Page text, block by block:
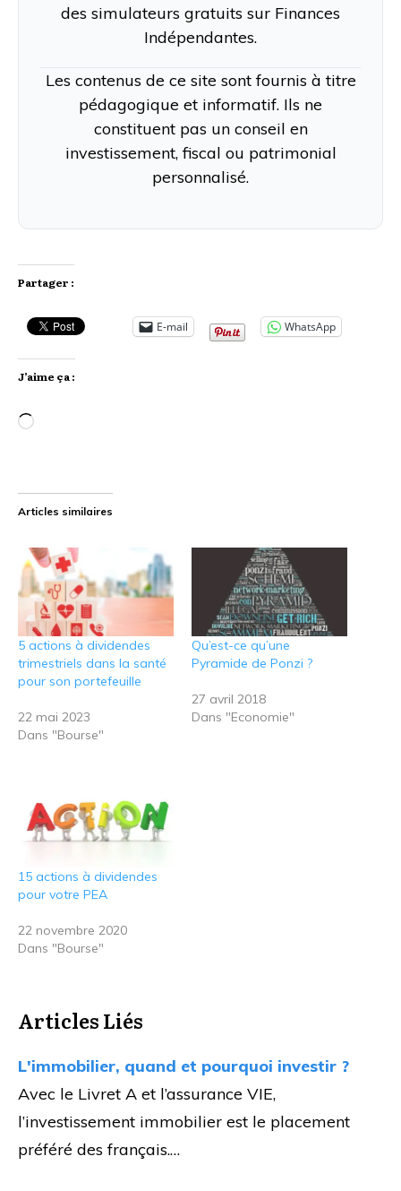
des simulateurs gratuits sur Finances
Indépendantes.
Les contenus de ce site sont fournis à titre
pédagogique et informatif. Ils ne
constituent pas un conseil en
investissement, fiscal ou patrimonial
personnalisé.
Partager :
E-mail WhatsApp
J’aime ça :
Chargement…
Articles similaires
5 actions à dividendes
trimestriels dans la santé
pour son portefeuille
22 mai 2023
Dans "Bourse"
Qu’est-ce qu’une
Pyramide de Ponzi ?
27 avril 2018
Dans "Economie"
15 actions à dividendes
pour votre PEA
22 novembre 2020
Dans "Bourse"
Articles Liés
L'immobilier, quand et pourquoi investir ?
Avec le Livret A et l’assurance VIE,
l’investissement immobilier est le placement
préféré des français.…